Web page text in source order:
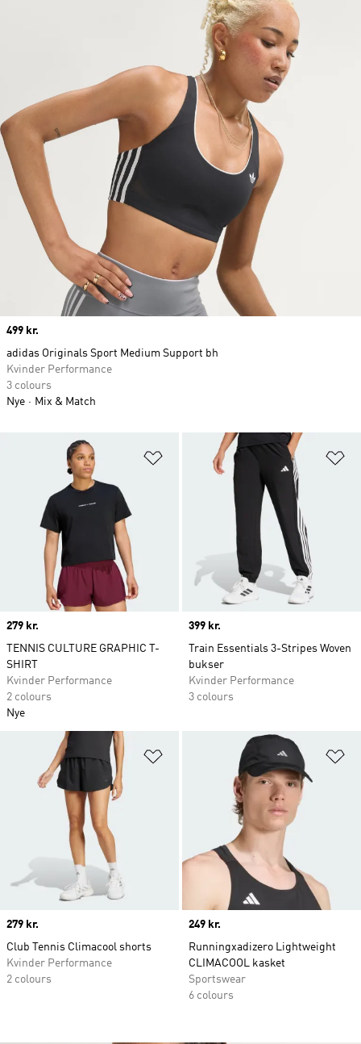
Føj til ønskeliste
Price
279 kr.
TENNIS CULTURE GRAPHIC T-
SHIRT
Kvinder Performance
2 colours
Nye
Price
399 kr.
Train Essentials 3-Stripes Woven
bukser
Kvinder Performance
3 colours
Føj til ønskeliste
Price
279 kr.
Club Tennis Climacool shorts
Kvinder Performance
2 colours
Price
249 kr.
Runningxadizero Lightweight
CLIMACOOL kasket
Sportswear
6 colours
Price
499 kr.
adidas Originals Sport Medium Support bh
Kvinder Performance
3 colours
Nye
Mix & Match